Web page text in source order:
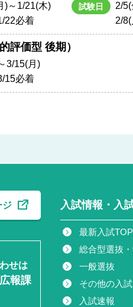
)～1/21(木)
22必着
試験日
2/5(
2/
評価型 後期）
3/15(月)
15必着
ジ
せは
報課
入試情報・入
最新入試
総合型選抜
一般選抜
その他の入試
入試速報